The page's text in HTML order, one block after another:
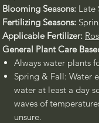
Blooming Seasons: Late
Fertilizing Seasons:
Applicable Fertilizer:
General Plant Care
Always water plants
Spring & Fall: Water
water at least a day
waves of
unsure.